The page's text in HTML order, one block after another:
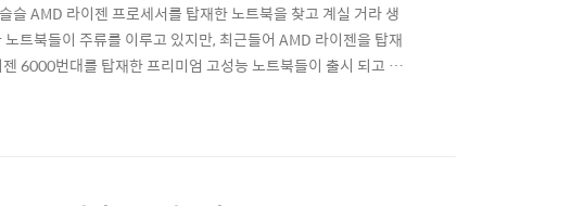
AMD 라이젠 프로세서를 탑재한 노트북을 찾고 계실 거라 생
트북들이 주류를 이루고 있지만, 최근들어 AMD 라이젠을 탑재
6000번대를 탑재한 프리미엄 고성능 노트북들이 출시 되고 있
이, 친환경 소재, 반전있는 멋진 디자인, 그리고 라이젠 AMD